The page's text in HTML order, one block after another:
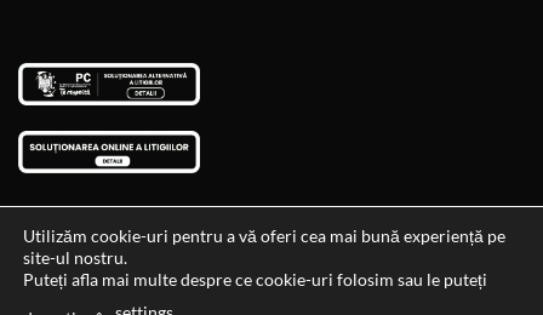
Utilizăm cookie-uri pentru a vă oferi cea mai bună experiență pe
site-ul nostru.
Puteți afla mai multe despre ce cookie-uri folosim sau le puteți